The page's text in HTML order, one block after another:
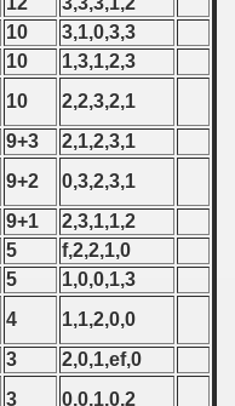
10
3,1,0,3,3
10
1,3,1,2,3
10
2,2,3,2,1
9+3
2,1,2,3,1
9+2
0,3,2,3,1
9+1
2,3,1,1,2
5
f,2,2,1,0
5
1,0,0,1,3
4
1,1,2,0,0
3
2,0,1,ef,0
3
0,0,1,0,2